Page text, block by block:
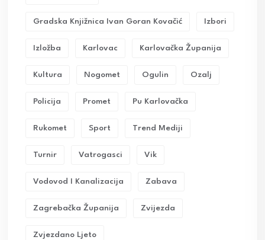
Gradska Knjižnica Ivan Goran Kovačić Izbori
Izložba Karlovac Karlovačka Županija
Kultura Nogomet Ogulin Ozalj
Policija Promet Pu Karlovačka
Rukomet Sport Trend Mediji
Turnir Vatrogasci Vik
Vodovod I Kanalizacija Zabava
Zagrebačka Županija Zvijezda
Zvjezdano Ljeto